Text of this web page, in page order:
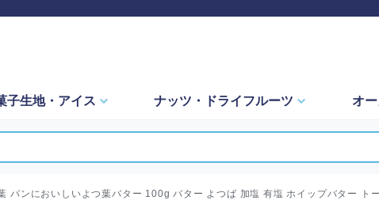
子生地・ アイス ナッツ・ ドライフルーツ オ
パンにおいしいよつ葉バター 100g バター よつば 加塩 有塩 ホイップバター トー